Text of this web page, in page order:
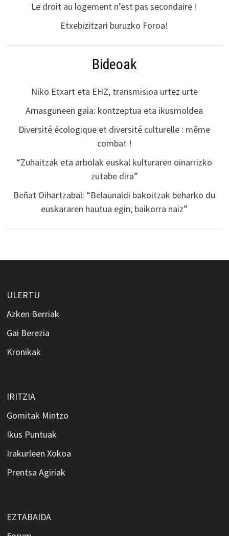
Le droit au logement n’est pas secondaire !
Etxebizitzari buruzko Foroa!
Bideoak
Niko Etxart eta EHZ, transmisioa urtez urte
Arnasguneen gaia: kontzeptua eta ikusmoldea
Diversité écologique et diversité culturelle : même
combat !
“Zuhaitzak eta arbolak euskal kulturaren oinarrizko
zutabe dira”
Beñat Oihartzabal: “Belaunaldi bakoitzak beharko du
euskararen hautua egin; baikorra naiz”
ULERTU
Azken Berriak
Gai Berezia
Kronikak
IRITZIA
Gomitak Mintzo
Ikus Puntuak
Irakurleen Xokoa
Prentsa Agiriak
EZTABAIDA